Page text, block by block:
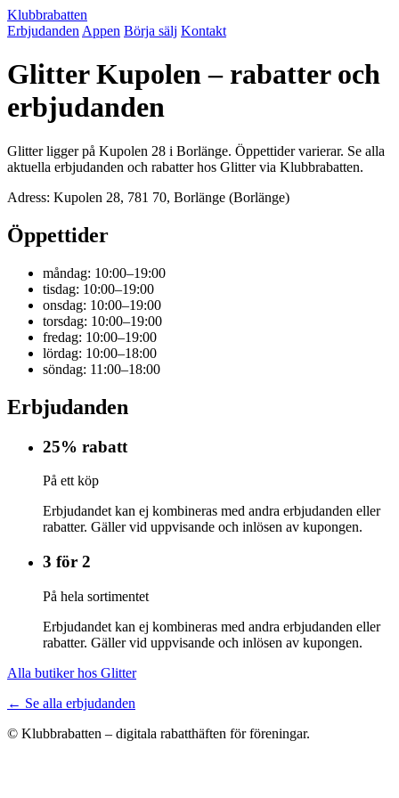
Klubbrabatten
Erbjudanden Appen Börja sälj Kontakt
Glitter Kupolen – rabatter och
erbjudanden
Glitter ligger på Kupolen 28 i Borlänge. Öppettider varierar. Se alla
aktuella erbjudanden och rabatter hos Glitter via Klubbrabatten.
Adress: Kupolen 28, 781 70, Borlänge (Borlänge)
Öppettider
måndag: 10:00–19:00
tisdag: 10:00–19:00
onsdag: 10:00–19:00
torsdag: 10:00–19:00
fredag: 10:00–19:00
lördag: 10:00–18:00
söndag: 11:00–18:00
Erbjudanden
25% rabatt
På ett köp
Erbjudandet kan ej kombineras med andra erbjudanden eller
rabatter. Gäller vid uppvisande och inlösen av kupongen.
3 för 2
På hela sortimentet
Erbjudandet kan ej kombineras med andra erbjudanden eller
rabatter. Gäller vid uppvisande och inlösen av kupongen.
Alla butiker hos Glitter
← Se alla erbjudanden
© Klubbrabatten – digitala rabatthäften för föreningar.